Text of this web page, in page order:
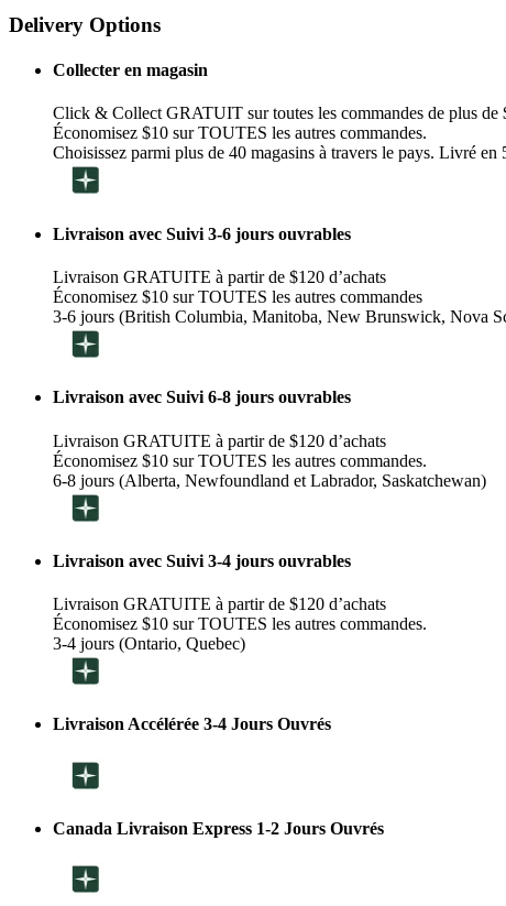
Delivery Options
Collecter en magasin
Click & Collect GRATUIT sur toutes les commandes de plus de
Économisez $10 sur TOUTES les autres commandes.
Choisissez parmi plus de 40 magasins à travers le pays. Livré en
Livraison avec Suivi 3-6 jours ouvrables
Livraison GRATUITE à partir de $120 d’achats
Économisez $10 sur TOUTES les autres commandes
3-6 jours (British Columbia, Manitoba, New Brunswick, Nova
Livraison avec Suivi 6-8 jours ouvrables
Livraison GRATUITE à partir de $120 d’achats
Économisez $10 sur TOUTES les autres commandes.
6-8 jours (Alberta, Newfoundland et Labrador, Saskatchewan)
Livraison avec Suivi 3-4 jours ouvrables
Livraison GRATUITE à partir de $120 d’achats
Économisez $10 sur TOUTES les autres commandes.
3-4 jours (Ontario, Quebec)
Livraison Accélérée 3-4 Jours Ouvrés
Canada Livraison Express 1-2 Jours Ouvrés